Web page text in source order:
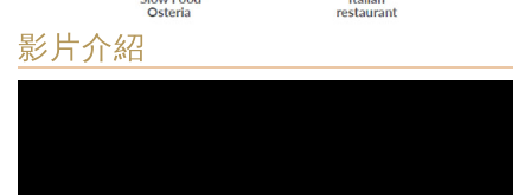
影片介紹